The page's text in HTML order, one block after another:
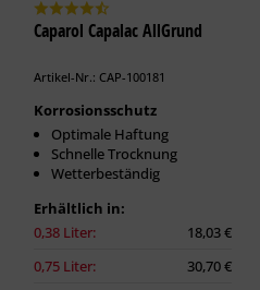
Caparol Capalac AllGrund
Artikel-Nr.: CAP-100181
Korrosionsschutz
Optimale Haftung
Schnelle Trocknung
Wetterbeständig
Erhältlich in:
0,38 Liter:
18,03 €
0,75 Liter:
30,70 €